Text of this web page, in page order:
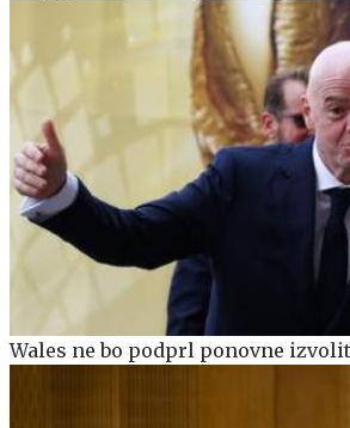
Wales ne bo podprl ponovne